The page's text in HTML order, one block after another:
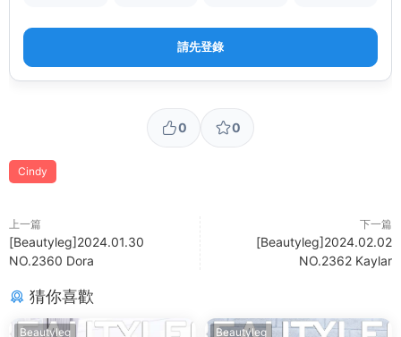
請先登錄
0 0
Cindy
上一篇
[Beautyleg]2024.01.30
NO.2360 Dora
下一篇
[Beautyleg]2024.02.02
NO.2362 Kaylar
猜你喜歡
Beautyleg Beautyleg